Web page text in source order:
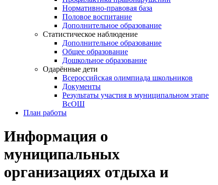
Нормативно-правовая база
Половое воспитание
Дополнительное образование
Статистическое наблюдение
Дополнительное образование
Общее образование
Дошкольное образование
Одарённые дети
Всероссийская олимпиада школьников
Документы
Результаты участия в муниципальном этапе
ВсОШ
План работы
Информация о
муниципальных
организациях отдыха и